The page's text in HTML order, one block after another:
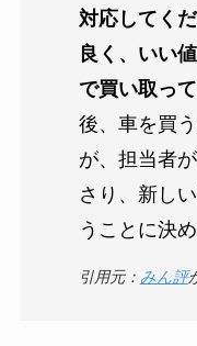
対応してく
良く、いい
で買い取っ
後、車を買
が、担当者
さり、新し
うことに決め
引用元： みん評